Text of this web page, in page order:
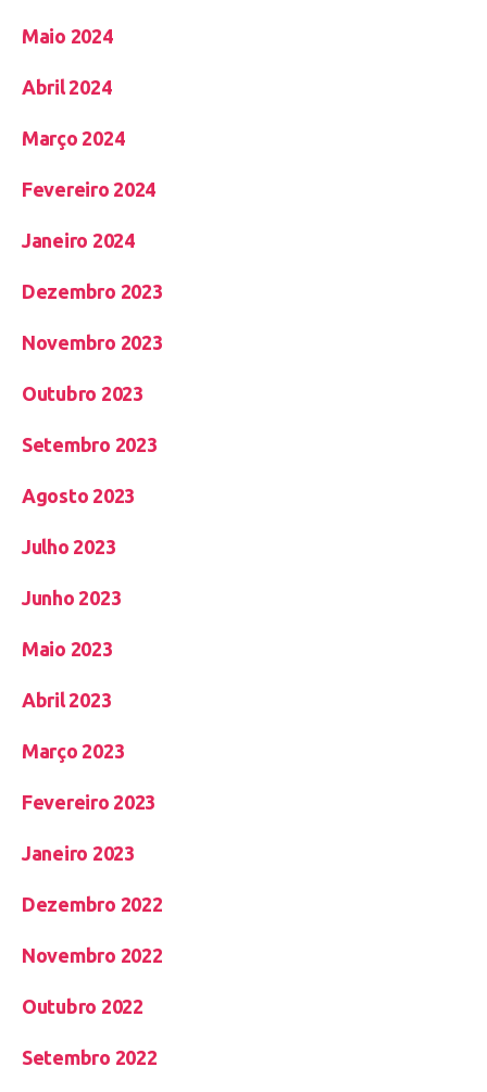
Maio 2024
Abril 2024
Março 2024
Fevereiro 2024
Janeiro 2024
Dezembro 2023
Novembro 2023
Outubro 2023
Setembro 2023
Agosto 2023
Julho 2023
Junho 2023
Maio 2023
Abril 2023
Março 2023
Fevereiro 2023
Janeiro 2023
Dezembro 2022
Novembro 2022
Outubro 2022
Setembro 2022